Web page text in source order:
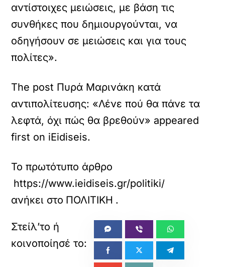
αντίστοιχες μειώσεις, με βάση τις
συνθήκες που δημιουργούνται, να
οδηγήσουν σε μειώσεις και για τους
πολίτες».
The post Πυρά Μαρινάκη κατά
αντιπολίτευσης: «Λένε πού θα πάνε τα
λεφτά, όχι πώς θα βρεθούν» appeared
first on iEidiseis.
Το πρωτότυπο άρθρο
https://www.ieidiseis.gr/politiki/795940/
ανήκει στο ΠΟΛΙΤΙΚΗ .